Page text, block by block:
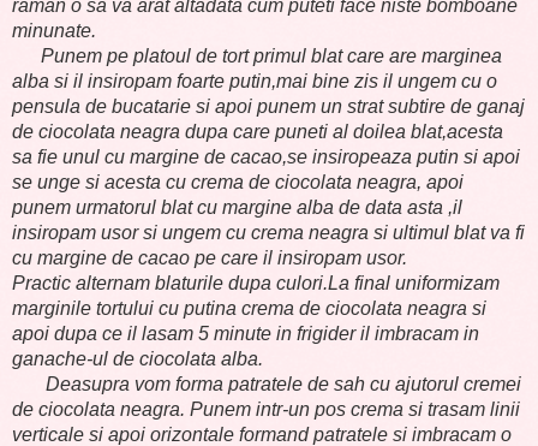
raman o sa va arat altadata cum puteti face niste bomboane
minunate.
Punem pe platoul de tort primul blat care are marginea
alba si il insiropam foarte putin,mai bine zis il ungem cu o
pensula de bucatarie si apoi punem un strat subtire de ganaj
de ciocolata neagra dupa care puneti al doilea blat,acesta
sa fie unul cu margine de cacao,se insiropeaza putin si apoi
se unge si acesta cu crema de ciocolata neagra, apoi
punem urmatorul blat cu margine alba de data asta ,il
insiropam usor si ungem cu crema neagra si ultimul blat va fi
cu margine de cacao pe care il insiropam usor.
Practic alternam blaturile dupa culori.La final uniformizam
marginile tortului cu putina crema de ciocolata neagra si
apoi dupa ce il lasam 5 minute in frigider il imbracam in
ganache-ul de ciocolata alba.
Deasupra vom forma patratele de sah cu ajutorul cremei
de ciocolata neagra. Punem intr-un pos crema si trasam linii
verticale si apoi orizontale formand patratele si imbracam o